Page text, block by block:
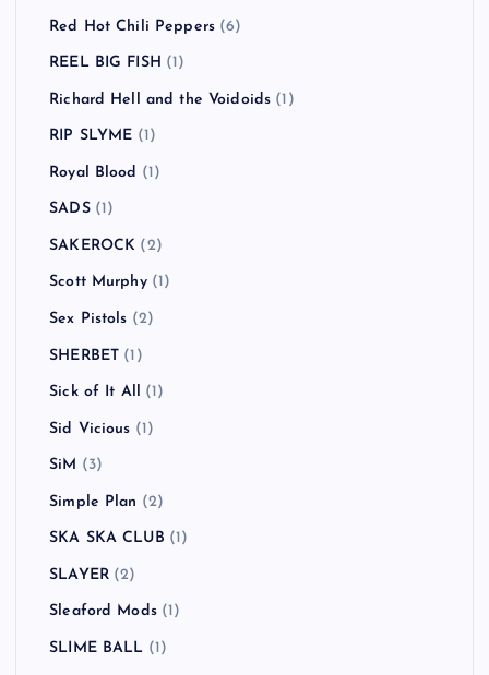
Red Hot Chili Peppers (6)
REEL BIG FISH (1)
Richard Hell and the Voidoids (1)
RIP SLYME (1)
Royal Blood (1)
SADS(1)
SAKEROCK (2)
Scott Murphy(1)
Sex Pistols (2)
SHERBET (1)
Sick of It All (1)
Sid Vicious (1)
SiM (3)
Simple Plan (2)
SKA SKA CLUB (1)
SLAYER(2)
Sleaford Mods(1)
SLIME BALL (1)